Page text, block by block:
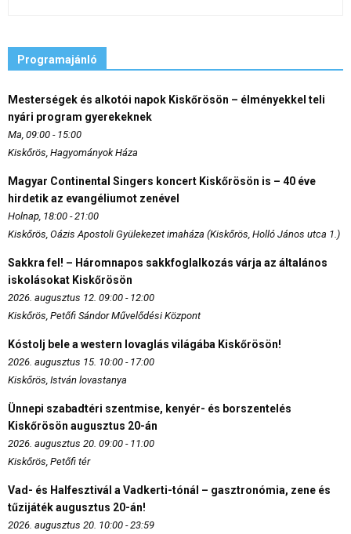
Programajánló
Mesterségek és alkotói napok Kiskőrösön – élményekkel teli
nyári program gyerekeknek
Ma, 09:00 - 15:00
Kiskőrös, Hagyományok Háza
Magyar Continental Singers koncert Kiskőrösön is – 40 éve
hirdetik az evangéliumot zenével
Holnap, 18:00 - 21:00
Kiskőrös, Oázis Apostoli Gyülekezet imaháza (Kiskőrös, Holló János utca 1.)
Sakkra fel! – Háromnapos sakkfoglalkozás várja az általános
iskolásokat Kiskőrösön
2026. augusztus 12. 09:00 - 12:00
Kiskőrös, Petőfi Sándor Művelődési Központ
Kóstolj bele a western lovaglás világába Kiskőrösön!
2026. augusztus 15. 10:00 - 17:00
Kiskőrös, István lovastanya
Ünnepi szabadtéri szentmise, kenyér- és borszentelés
Kiskőrösön augusztus 20-án
2026. augusztus 20. 09:00 - 11:00
Kiskőrös, Petőfi tér
Vad- és Halfesztivál a Vadkerti-tónál – gasztronómia, zene és
tűzijáték augusztus 20-án!
2026. augusztus 20. 10:00 - 23:59